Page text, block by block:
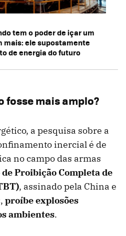
tem o poder de içar um
mais: ele supostamente
de energia do futuro
fosse mais amplo?
a pesquisa sobre a
inercial é de
no campo das armas
Proibição Completa de
, assinado pela China e
proíbe explosões
ambientes.